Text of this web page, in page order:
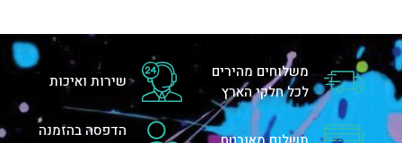
משלוחים מהירים
לכל חלקי הארץ
שירות ואיכות
הדפסה בהזמנה